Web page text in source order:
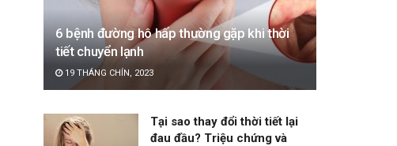
6 bệnh đường hô hấp thường gặp khi thời
tiết chuyển lạnh
19 THÁNG CHÍN, 2023
Tại sao thay đổi thời tiết lại
đau đầu? Triệu chứng và